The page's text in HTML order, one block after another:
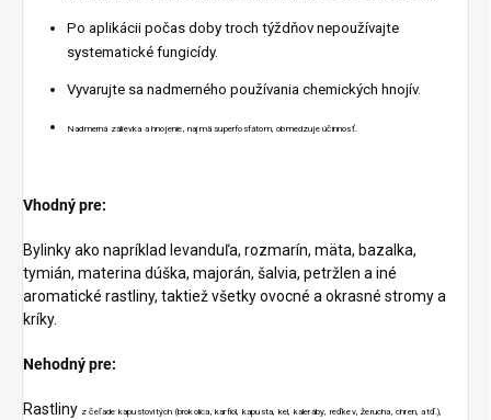
Po aplikácii počas doby troch týždňov nepoužívajte
systematické fungicídy.
Vyvarujte sa nadmerného používania chemických hnojív.
Nadmerná zálievka a hnojenie, najmä superfosfátom, obmedzuje účinnosť.
Vhodný pre:
Bylinky ako napríklad levanduľa, rozmarín, mäta, bazalka,
tymián, materina dúška, majorán, šalvia, petržlen a iné
aromatické rastliny, taktiež všetky ovocné a okrasné stromy a
kríky.
Nehodný pre:
Rastliny z čeľade kapustovitých (brokolica, karfiol, kapusta, kel, kaleráby, reďkev, žerucha, chren, atď.),